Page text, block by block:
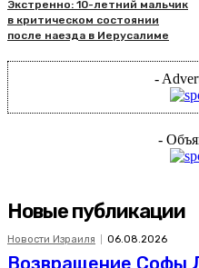
Экстренно: 10-летний мальчик
в критическом состоянии
после наезда в Иерусалиме
-
-
Новые публикации
Новости Израиля 06.08.2026
Возвращение Софы